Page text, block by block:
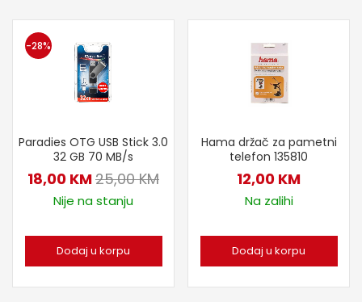
-28%
Paradies OTG USB Stick 3.0
32 GB 70 MB/s
18,00 KM25,00KM
Nije na stanju
Dodaj u korpu
Hama držač za pametni
telefon 135810
12,00 KM
Na zalihi
Dodaj u korpu